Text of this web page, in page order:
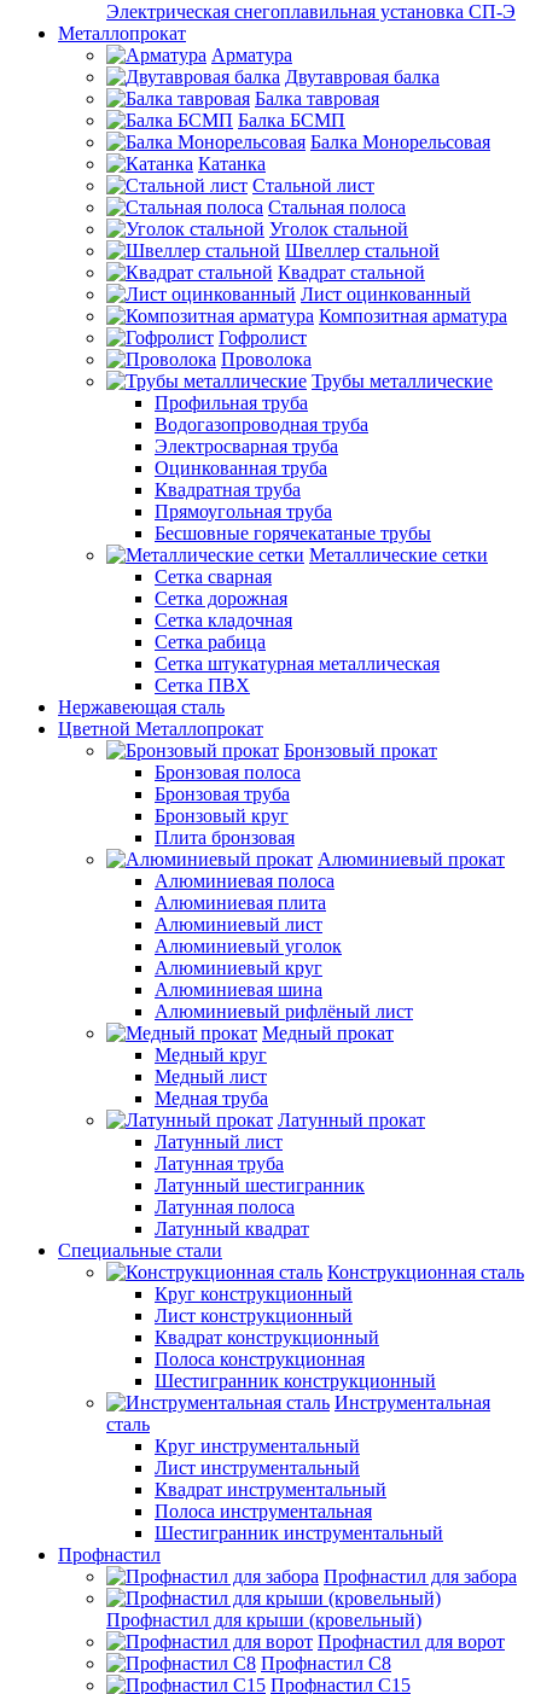
Электрическая снегоплавильная установка СП-Э
Металлопрокат
Арматура
Двутавровая балка
Балка тавровая
Балка БСМП
Балка Монорельсовая
Катанка
Стальной лист
Стальная полоса
Уголок стальной
Швеллер стальной
Квадрат стальной
Лист оцинкованный
Композитная арматура
Гофролист
Проволока
Трубы металлические
Профильная труба
Водогазопроводная труба
Электросварная труба
Оцинкованная труба
Квадратная труба
Прямоугольная труба
Бесшовные горячекатаные трубы
Металлические сетки
Сетка сварная
Сетка дорожная
Сетка кладочная
Сетка рабица
Сетка штукатурная металлическая
Сетка ПВХ
Нержавеющая сталь
Цветной Металлопрокат
Бронзовый прокат
Бронзовая полоса
Бронзовая труба
Бронзовый круг
Плита бронзовая
Алюминиевый прокат
Алюминиевая полоса
Алюминиевая плита
Алюминиевый лист
Алюминиевый уголок
Алюминиевый круг
Алюминиевая шина
Алюминиевый рифлёный лист
Медный прокат
Медный круг
Медный лист
Медная труба
Латунный прокат
Латунный лист
Латунная труба
Латунный шестигранник
Латунная полоса
Латунный квадрат
Специальные стали
Конструкционная сталь
Круг конструкционный
Лист конструкционный
Квадрат конструкционный
Полоса конструкционная
Шестигранник конструкционный
Инструментальная
сталь
Круг инструментальный
Лист инструментальный
Квадрат инструментальный
Полоса инструментальная
Шестигранник инструментальный
Профнастил
Профнастил для забора
Профнастил для крыши (кровельный)
Профнастил для ворот
Профнастил С8
Профнастил С15